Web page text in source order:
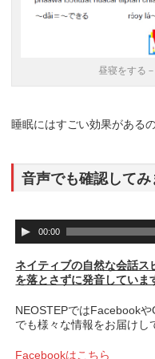
昼寝をする
睡眠にはすごい効果がある
音声でも確認してみ
音
声
レ
ー
ー
00:00
ネイティブの自然な会話ス
を落とさずに発音していま
NEOSTEPではFacebook
でも様々な情報をお届けし
Facebookはこちら